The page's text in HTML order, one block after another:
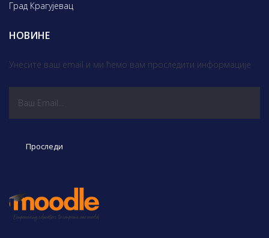
Град Крагујевац
НОВИНЕ
Унесите ваш email и ми ћемо вам проследити информације